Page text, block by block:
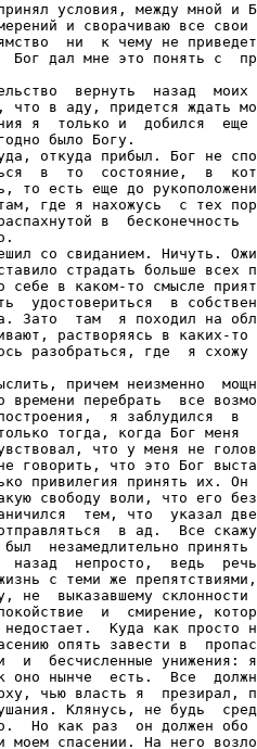
условия, между мной и
и сворачиваю все
ни  к чему не
Бог дал мне это понять с
вернуть  назад  моих
в аду, придется ждать
я  только и  добился
было Богу.
откуда прибыл. Бог не
в  то  состояние,  в
то есть еще до
где я нахожусь  с тех
в  бесконечность
со свиданием. Ничуть.
страдать больше всех
себе в каком-то смысле
удостовериться  в
Зато  там  я походил на
растворяясь в каких-то
разобраться, где  я
причем неизменно
времени перебрать  все
я заблудился  в
тогда, когда Бог меня
что у меня не
говорить, что это Бог
привилегия принять их. Он
свободу воли, что его
тем, что  указал
в ад.  Все
незамедлительно
назад  непросто,  ведь
с теми же
не  выказавшему
и  смирение,
Куда как просто
опять завести в
и  бесчисленные унижения:
оно нынче  есть.  Все
чью власть я  презирал,
Клянусь, не будь
Но как раз  он должен обо
моем спасении. На него